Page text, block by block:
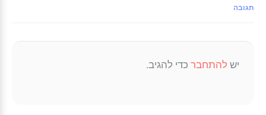
תגובה
יש להתחבר כדי להגיב.